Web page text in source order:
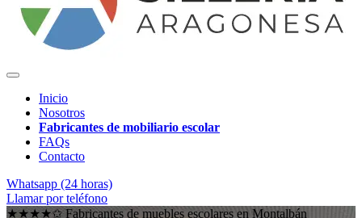
Inicio
Nosotros
Fabricantes de mobiliario escolar
FAQs
Contacto
Whatsapp (24 horas)
Llamar por teléfono
★★★★✩ Fabricantes de muebles escolares en Montalbán